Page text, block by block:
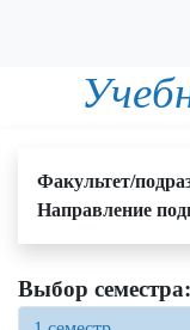
Факультет/
Направление
Выбор семестра: